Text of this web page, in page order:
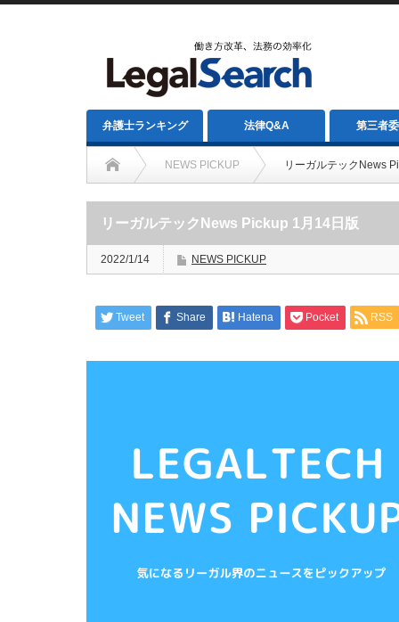
弁護士ランキング 法律Q&A 第三者
NEWS PICKUP リーガルテックNews
リーガルテックNews Pickup 1月14日版
2022/1/14 NEWS PICKUP
Tweet Share Hatena Pocket RSS